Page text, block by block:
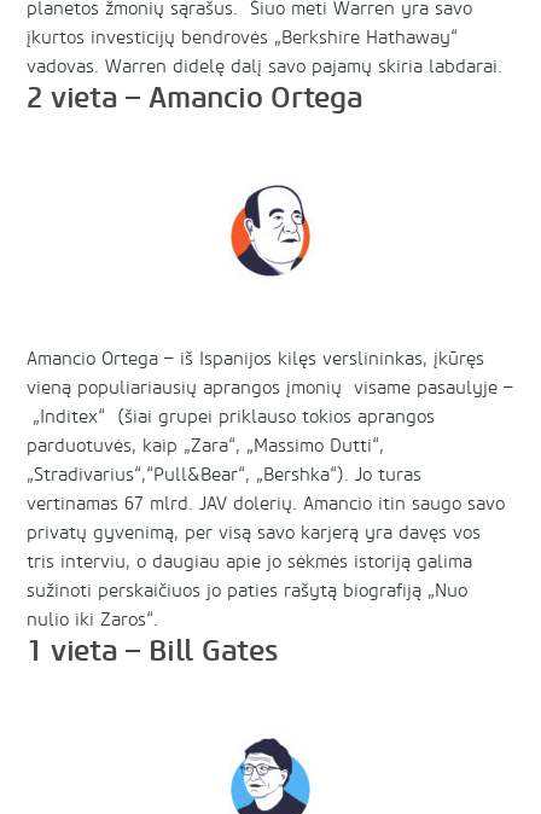
planetos žmonių sąrašus. Šiuo meti Warren yra savo
įkurtos investicijų bendrovės „Berkshire Hathaway“
vadovas. Warren didelę dalį savo pajamų skiria labdarai.
2 vieta – Amancio Ortega
Amancio Ortega – iš Ispanijos kilęs verslininkas, įkūręs
vieną populiariausių aprangos įmonių visame pasaulyje –
„Inditex“ (šiai grupei priklauso tokios aprangos
parduotuvės, kaip „Zara“, „Massimo Dutti“,
„Stradivarius“,“Pull&Bear“, „Bershka“). Jo turas
vertinamas 67 mlrd. JAV dolerių. Amancio itin saugo savo
privatų gyvenimą, per visą savo karjerą yra davęs vos
tris interviu, o daugiau apie jo sėkmės istoriją galima
sužinoti perskaičiuos jo paties rašytą biografiją „Nuo
nulio iki Zaros“.
1 vieta – Bill Gates